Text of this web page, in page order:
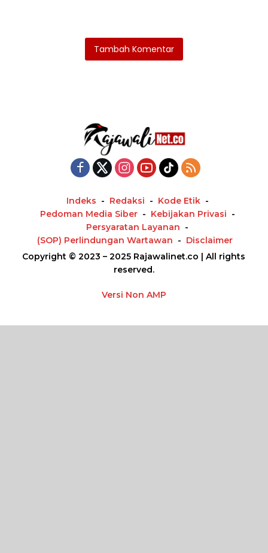
Tambah Komentar
Indeks Redaksi
Kode Etik
Pedoman Media Siber
Kebijakan Privasi
Persyaratan Layanan
(SOP) Perlindungan Wartawan
Disclaimer
Copyright © 2023 – 2025 Rajawalinet.co | All rights
reserved.
Versi Non AMP